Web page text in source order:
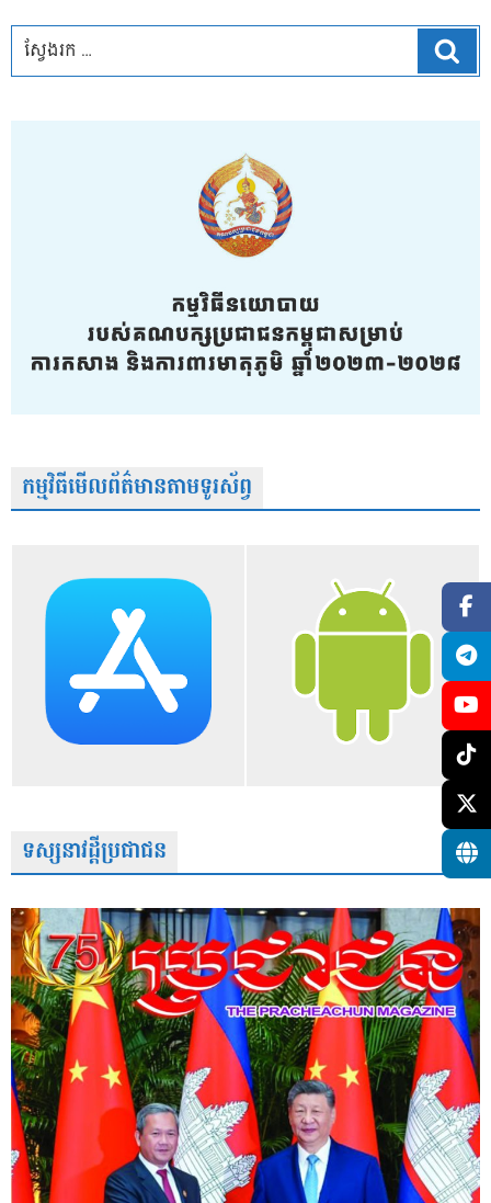
កម្មវិធីមើលព័ត៌មានតាមទូរស័ព្វ
ទស្សនាវដ្តីប្រជាជន